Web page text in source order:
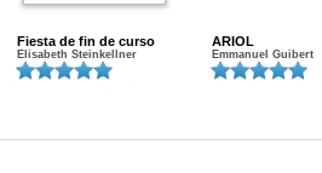
Fiesta de fin de curso
Elisabeth Steinkellner
ARIOL
Emmanuel Guibert